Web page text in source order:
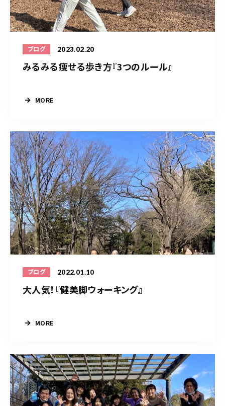
ブログ 2023.02.20
みるみる痩せる歩き方『3つのルール』
MORE
ブログ 2022.01.10
大人気！『健美脚ウォーキング』
MORE